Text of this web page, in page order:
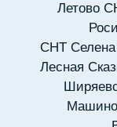
Летово
СНТ
Лесная